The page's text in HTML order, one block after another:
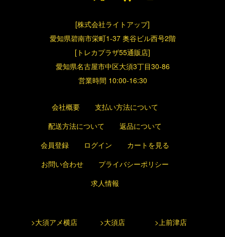
[株式会社ライトアップ]
愛知県碧南市栄町1-37 奥谷ビル西号2階
[トレカプラザ55通販店]
愛知県名古屋市中区大須3丁目30-86
営業時間 10:00-16:30
会社概要
支払い方法について
配送方法について
返品について
会員登録
ログイン
カートを見る
お問い合わせ
プライバシーポリシー
求人情報
>大須アメ横店 >大須店 >上前津店